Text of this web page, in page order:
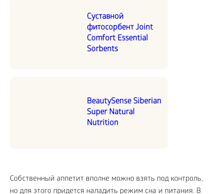
Суставной
фитосорбент Joint
Comfort Essential
Sorbents
BeautySense Siberian
Super Natural
Nutrition
Собственный аппетит вполне можно взять под контроль,
но для этого придется наладить режим сна и питания. В